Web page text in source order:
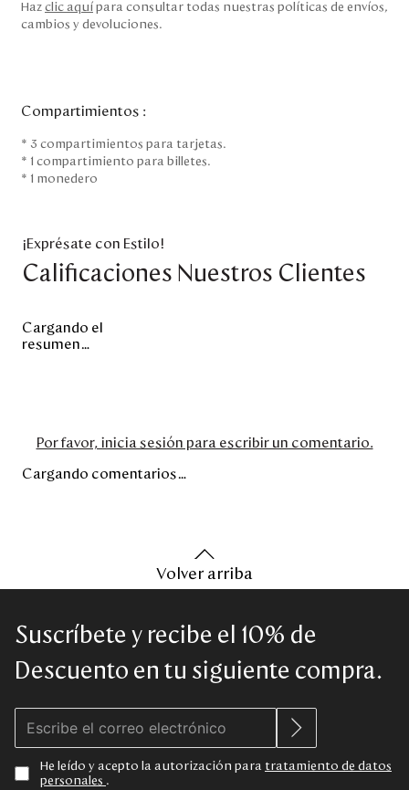
Haz clic aquí para consultar todas nuestras políticas de envíos,
cambios y devoluciones.
Compartimientos :
* 3 compartimientos para tarjetas.
* 1 compartimiento para billetes.
* 1 monedero
¡Exprésate con Estilo!
Calificaciones Nuestros Clientes
Cargando el
resumen…
Por favor, inicia sesión para escribir un comentario.
Cargando comentarios…
Volver arriba
Suscríbete y recibe el 10% de
Descuento en tu siguiente compra.
He leído y acepto la autorización para tratamiento de datos
personales .